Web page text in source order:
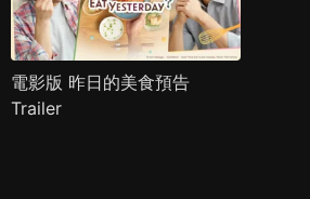
電影版 昨日的美食預告
Trailer